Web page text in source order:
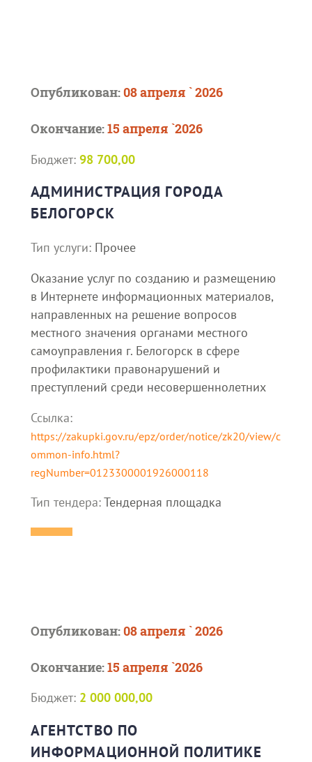
Опубликован:08 апреля ` 2026
Окончание:15 апреля `2026
Бюджет: 98 700,00
АДМИНИСТРАЦИЯ ГОРОДА
БЕЛОГОРСК
Тип услуги: Прочее
Оказание услуг по созданию и размещению
в Интернете информационных материалов,
направленных на решение вопросов
местного значения органами местного
самоуправления г. Белогорск в сфере
профилактики правонарушений и
преступлений среди несовершеннолетних
Ссылка:
https://zakupki.gov.ru/epz/order/notice/zk20/view/c
ommon-info.html?
regNumber=0123300001926000118
Тип тендера:Тендерная площадка
Опубликован:08 апреля ` 2026
Окончание:15 апреля `2026
Бюджет: 2 000 000,00
АГЕНТСТВО ПО
ИНФОРМАЦИОННОЙ ПОЛИТИКЕ